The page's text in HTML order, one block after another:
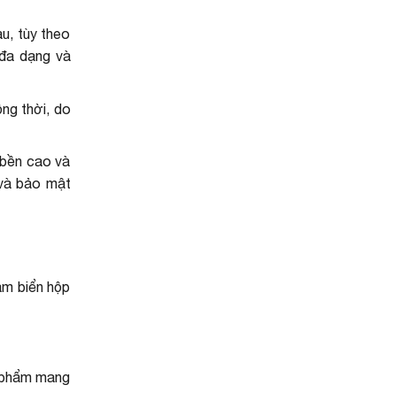
tùy theo
dạng và
thời, do
cao và
bảo mật
biển hộp
mang